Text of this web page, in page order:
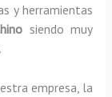
y herramientas
siendo muy
empresa, la